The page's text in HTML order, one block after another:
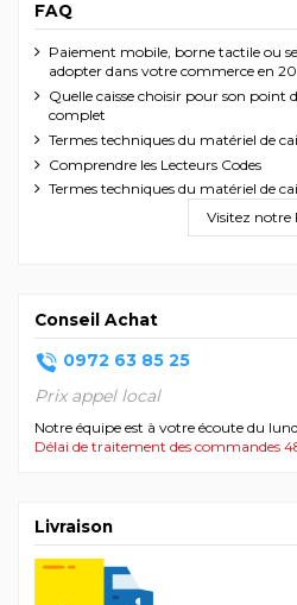
FAQ
Paiement mobile, borne tactile ou
adopter dans votre commerce en
Quelle caisse choisir pour son point
complet
Termes techniques du matériel de
Comprendre les Lecteurs Codes
Termes techniques du matériel de
Visitez notre
Conseil Achat
0972 63 85 25
Prix appel local
Notre équipe est à votre écoute du
Délai de traitement des commandes
Livraison